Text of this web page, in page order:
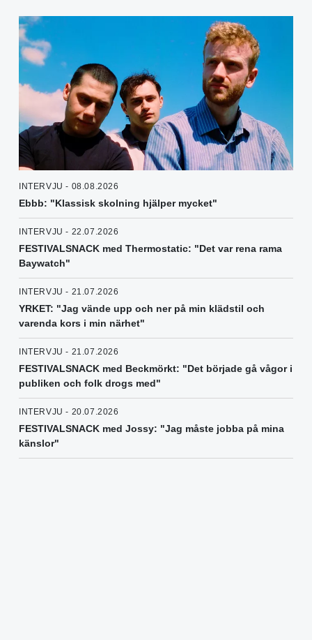
INTERVJU - 08.08.2026
Ebbb: "Klassisk skolning hjälper mycket"
INTERVJU - 22.07.2026
FESTIVALSNACK med Thermostatic: "Det var rena rama
Baywatch"
INTERVJU - 21.07.2026
YRKET: "Jag vände upp och ner på min klädstil och
varenda kors i min närhet"
INTERVJU - 21.07.2026
FESTIVALSNACK med Beckmörkt: "Det började gå vågor i
publiken och folk drogs med"
INTERVJU - 20.07.2026
FESTIVALSNACK med Jossy: "Jag måste jobba på mina
känslor"